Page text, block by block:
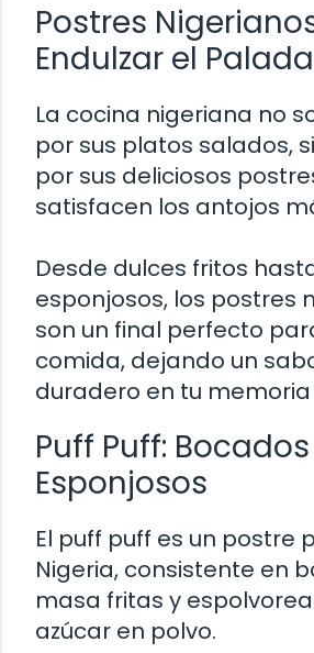
Postres
Endulzar el
La cocina nigeriana no
por sus platos salados,
por sus deliciosos
satisfacen los antojos
Desde dulces fritos
esponjosos, los postres
son un final perfecto
comida, dejando un
duradero en tu
Puff Puff:
Esponjosos
El puff puff es un postre
Nigeria, consistente en
masa fritas y
azúcar en polvo.